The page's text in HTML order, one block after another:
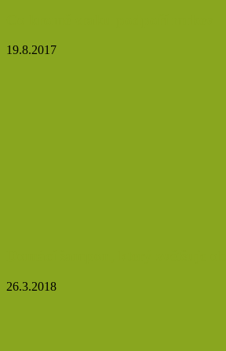
19.8.2017
26.3.2018